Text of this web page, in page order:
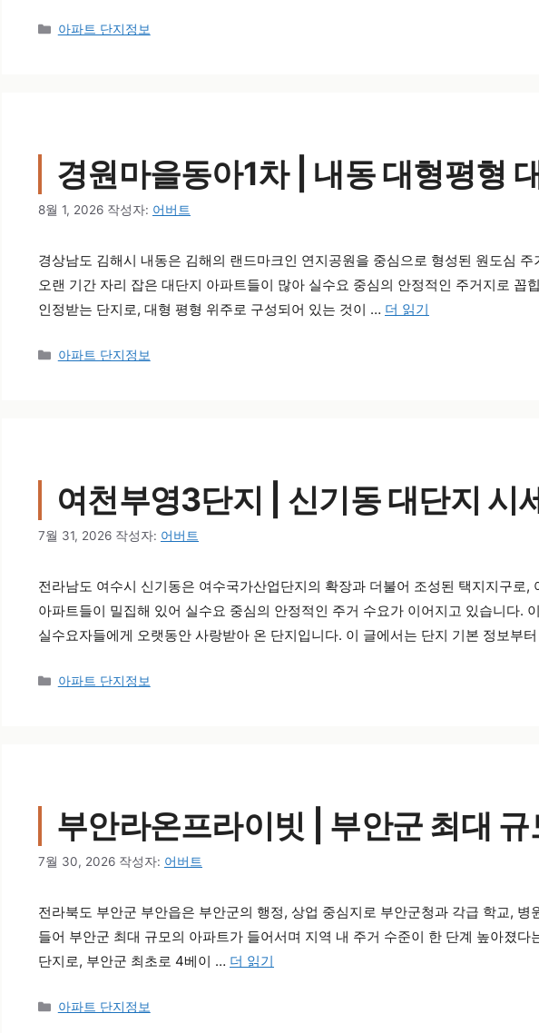
카테고리
아파트 단지정보
경원마을동아1차 | 내동 대형평형
8월 1, 2026 작성자: 어버트
경상남도 김해시 내동은 김해의 랜드마크인 연지공원을 중심으로 형성된 원도심
오랜 기간 자리 잡은 대단지 아파트들이 많아 실수요 중심의 안정적인 주거지로
인정받는 단지로, 대형 평형 위주로 구성되어 있는 것이 … 더 읽기
카테고리
아파트 단지정보
여천부영3단지 | 신기동 대단지 시
7월 31, 2026 작성자: 어버트
전라남도 여수시 신기동은 여수국가산업단지의 확장과 더불어 조성된 택지지구
아파트들이 밀집해 있어 실수요 중심의 안정적인 주거 수요가 이어지고 있습니다
실수요자들에게 오랫동안 사랑받아 온 단지입니다. 이 글에서는 단지 기본 정보부
카테고리
아파트 단지정보
부안라온프라이빗 | 부안군 최대 규
7월 30, 2026 작성자: 어버트
전라북도 부안군 부안읍은 부안군의 행정, 상업 중심지로 부안군청과 각급 학교,
들어 부안군 최대 규모의 아파트가 들어서며 지역 내 주거 수준이 한 단계 높아졌
단지로, 부안군 최초로 4베이 … 더 읽기
카테고리
아파트 단지정보